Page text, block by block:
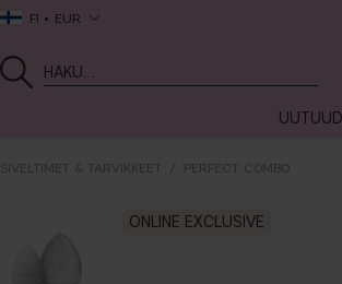
FI EUR
SIVELTIMET & TARVIKKEET PERFECT COMBO
ONLINE EXCLUSIVE